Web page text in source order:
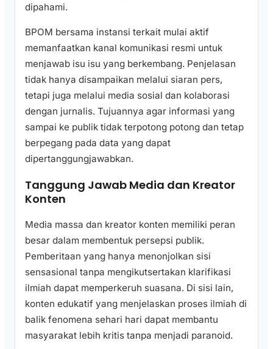
dipahami.
BPOM bersama instansi terkait mulai aktif
memanfaatkan kanal komunikasi resmi untuk
menjawab isu isu yang berkembang. Penjelasan
tidak hanya disampaikan melalui siaran pers,
tetapi juga melalui media sosial dan kolaborasi
dengan jurnalis. Tujuannya agar informasi yang
sampai ke publik tidak terpotong potong dan tetap
berpegang pada data yang dapat
dipertanggungjawabkan.
Tanggung Jawab Media dan Kreator
Konten
Media massa dan kreator konten memiliki peran
besar dalam membentuk persepsi publik.
Pemberitaan yang hanya menonjolkan sisi
sensasional tanpa mengikutsertakan klarifikasi
ilmiah dapat memperkeruh suasana. Di sisi lain,
konten edukatif yang menjelaskan proses ilmiah di
balik fenomena sehari hari dapat membantu
masyarakat lebih kritis tanpa menjadi paranoid.